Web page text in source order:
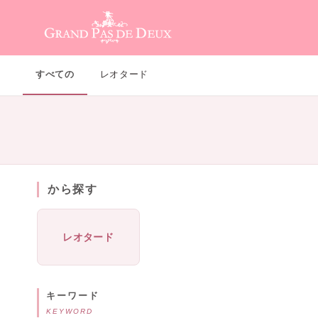
すべての レオタード
から探す
レオタード
キーワード
KEYWORD